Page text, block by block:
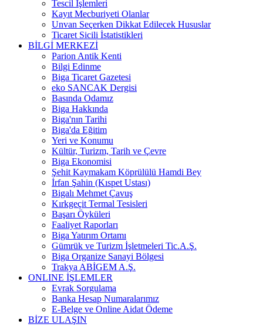
Tescil İşlemleri
Kayıt Mecburiyeti Olanlar
Unvan Seçerken Dikkat Edilecek Hususlar
Ticaret Sicili İstatistikleri
BİLGİ MERKEZİ
Parion Antik Kenti
Bilgi Edinme
Biga Ticaret Gazetesi
eko SANCAK Dergisi
Basında Odamız
Biga Hakkında
Biga'nın Tarihi
Biga'da Eğitim
Yeri ve Konumu
Kültür, Turizm, Tarih ve Çevre
Biga Ekonomisi
Şehit Kaymakam Köprülülü Hamdi Bey
İrfan Şahin (Kıspet Ustası)
Bigalı Mehmet Çavuş
Kırkgeçit Termal Tesisleri
Başarı Öyküleri
Faaliyet Raporları
Biga Yatırım Ortamı
Gümrük ve Turizm İşletmeleri Tic.A.Ş.
Biga Organize Sanayi Bölgesi
Trakya ABİGEM A.Ş.
ONLINE İŞLEMLER
Evrak Sorgulama
Banka Hesap Numaralarımız
E-Belge ve Online Aidat Ödeme
BİZE ULAŞIN